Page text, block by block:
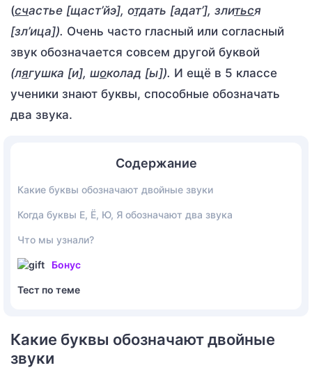
(счастье [щаст’йэ], отдать [адат’], злиться
[зл’ица]). Очень часто гласный или согласный
звук обозначается совсем другой буквой
(лягушка [и], шоколад [ы]). И ещё в 5 классе
ученики знают буквы, способные обозначать
два звука.
Содержание
Какие буквы обозначают двойные звуки
Когда буквы Е, Ё, Ю, Я обозначают два звука
Что мы узнали?
Бонус
Тест по теме
Какие буквы обозначают двойные
звуки